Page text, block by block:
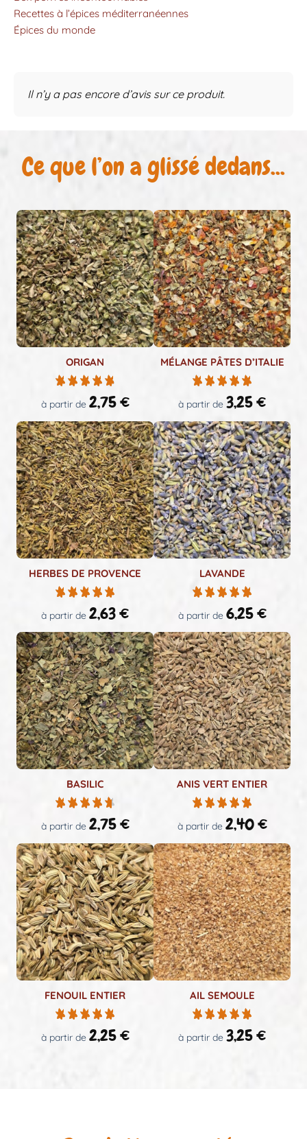
Recettes à l’épices méditerranéennes
Épices du monde
Il n’y a pas encore d’avis sur ce produit.
Ce que l’on a glissé dedans...
ORIGAN
à partir de 2,75€
MÉLANGE PÂTES D’ITALIE
à partir de 3,25€
HERBES DE PROVENCE
à partir de 2,63€
LAVANDE
à partir de 6,25€
BASILIC
à partir de 2,75€
ANIS VERT ENTIER
à partir de 2,40€
FENOUIL ENTIER
à partir de 2,25€
AIL SEMOULE
à partir de 3,25€